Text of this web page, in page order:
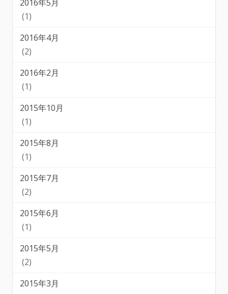
2016年5月
(1)
2016年4月
(2)
2016年2月
(1)
2015年10月
(1)
2015年8月
(1)
2015年7月
(2)
2015年6月
(1)
2015年5月
(2)
2015年3月